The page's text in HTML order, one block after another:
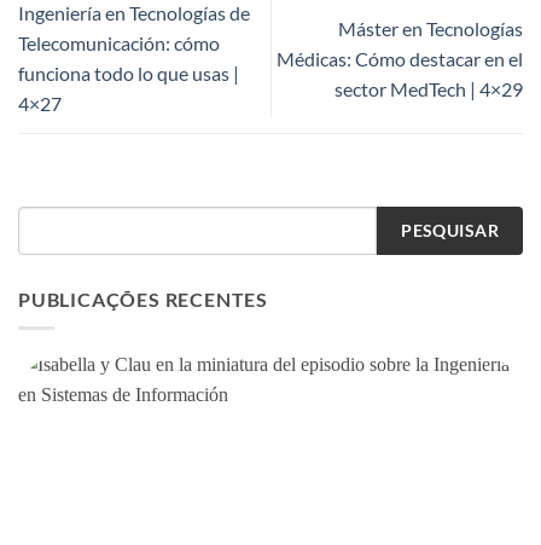
Ingeniería en Tecnologías de
Telecomunicación: cómo
funciona todo lo que usas |
4×27
Máster en Tecnologías
Médicas: Cómo destacar en el
sector MedTech | 4×29
PESQUISAR
PUBLICAÇÕES RECENTES